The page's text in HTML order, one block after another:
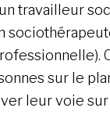
travailleur
sur le
leur voie